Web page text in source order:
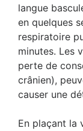
langue
en quelques
respiratoire
minutes. Les
perte de
crânien),
causer une
En plaçant la